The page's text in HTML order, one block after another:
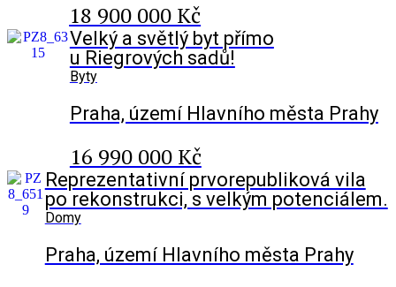
18 900 000 Kč
Velký a světlý byt přímo
u Riegrových sadů!
Byty
Praha, území Hlavního města Prahy
16 990 000 Kč
Reprezentativní prvorepubliková vila
po rekonstrukci, s velkým potenciálem.
Domy
Praha, území Hlavního města Prahy